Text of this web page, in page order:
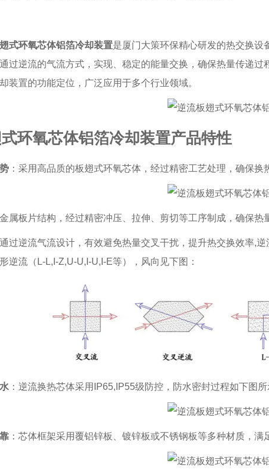
式环氧芯体铝箔冷却装置是厦门大策环保精心研发的热交换
过逆流的气流方式，实现、稳定的能量交换，确保热量传递
装置的功能定位，广泛应用于多个行业领域。
环氧芯体铝箔冷却装置产品特性
：采用高品质的板翅式环氧芯体，经过精密工艺处理，确保换
金属板片结构，经过精密冲压、拉伸、剪切等工序制成，确保热
通过逆流气流设计，有效避免热量交叉干扰，提升热交换效率,逆
逆流（L-L,I-Z,U-U,I-U,I-E等），风向见下图：
：逆流换热芯体采用IP65,IP55级防控，防水密封过程如下图所
：芯体框架采用覆铝锌板、镀锌板或不锈钢板等多种材质，满